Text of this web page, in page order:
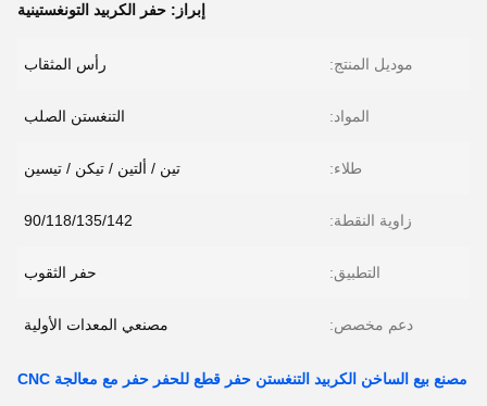
إبراز: حفر الكربيد التونغستينية
موديل المنتج: رأس المثقاب
المواد: التنغستن الصلب
طلاء: تين / ألتين / تيكن / تيسين
زاوية النقطة: 90/118/135/142
التطبيق: حفر الثقوب
دعم مخصص: مصنعي المعدات الأولية
مصنع بيع الساخن الكربيد التنغستن حفر قطع للحفر حفر مع معالجة CNC